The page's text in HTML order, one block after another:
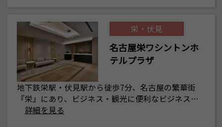
栄・伏見
名古屋栄ワシントンホ
テルプラザ
地下鉄栄駅・伏見駅から徒歩7分、名古屋の繁華街
『栄』にあり、ビジネス・観光に便利なビジネス…
詳細を見る